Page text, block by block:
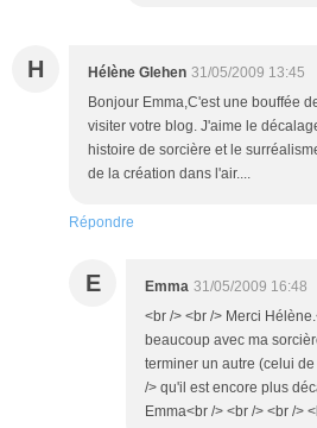
H Hélène Glehen 31/05/2009 13:45
Bonjour Emma,C'est une bouffée
visiter votre blog. J'aime le
histoire de sorcière et le
de la création dans l'air....
Répondre
E Emma 31/05/2009 16:48
<br /> <br /> Merci
beaucoup avec ma
terminer un autre (celui
/> qu'il est encore plus
Emma<br /> <br /> <br />